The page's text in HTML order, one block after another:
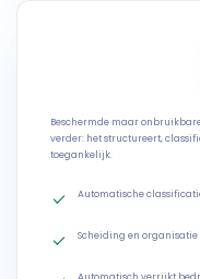
Beschermde maar
verder: het structureert,
toegankelijk.
Automatische
Scheiding en